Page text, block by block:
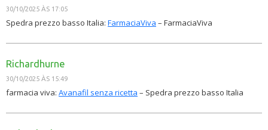
30/10/2025 ÀS 17:05
Spedra prezzo basso Italia: FarmaciaViva – FarmaciaViva
Richardhurne
30/10/2025 ÀS 15:49
farmacia viva: Avanafil senza ricetta – Spedra prezzo basso Italia